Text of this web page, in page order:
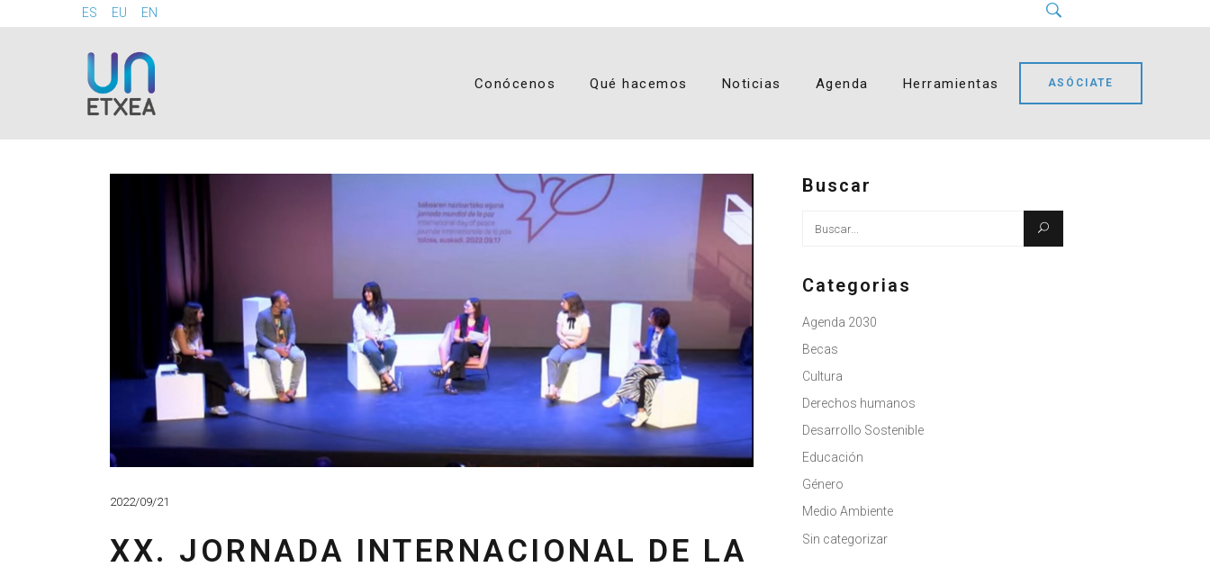
ES EU EN
Conócenos Qué hacemos Noticias Agenda Herramientas ASÓCIATE
2022/09/21
XX. JORNADA INTERNACIONAL DE LA
Buscar
Categorias
Agenda 2030
Becas
Cultura
Derechos humanos
Desarrollo Sostenible
Educación
Género
Medio Ambiente
Sin categorizar